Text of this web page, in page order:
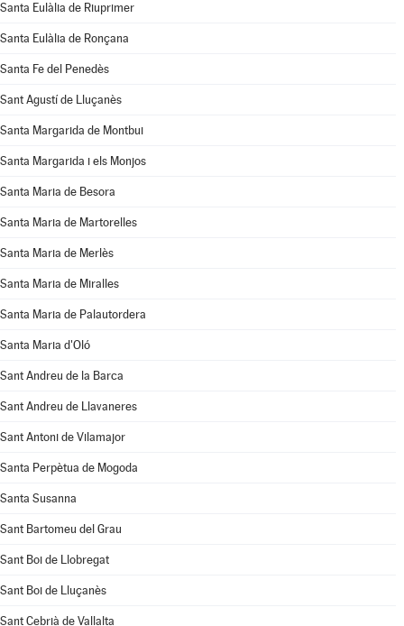
Santa Eulàlia de Riuprimer
Santa Eulàlia de Ronçana
Santa Fe del Penedès
Sant Agustí de Lluçanès
Santa Margarida de Montbui
Santa Margarida i els Monjos
Santa Maria de Besora
Santa Maria de Martorelles
Santa Maria de Merlès
Santa Maria de Miralles
Santa Maria de Palautordera
Santa Maria d'Oló
Sant Andreu de la Barca
Sant Andreu de Llavaneres
Sant Antoni de Vilamajor
Santa Perpètua de Mogoda
Santa Susanna
Sant Bartomeu del Grau
Sant Boi de Llobregat
Sant Boi de Lluçanès
Sant Cebrià de Vallalta